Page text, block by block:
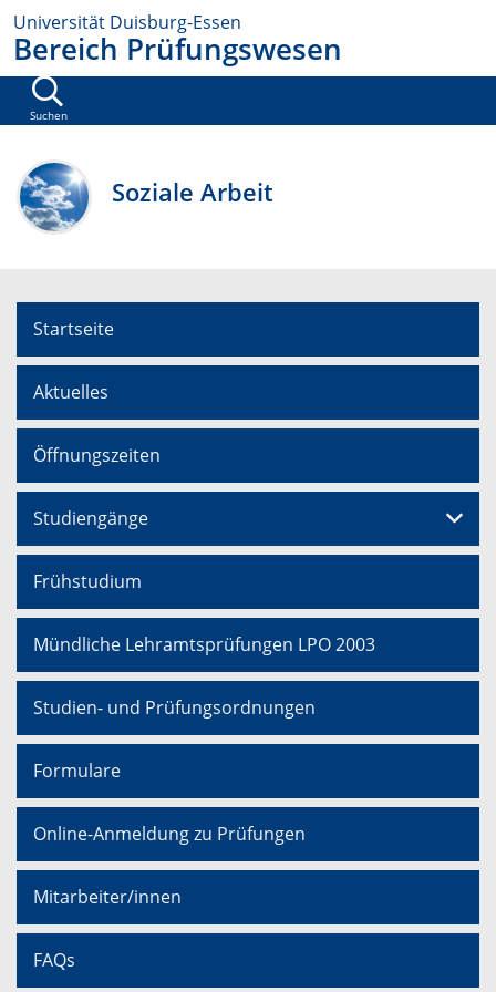
Universität Duisburg-Essen
Bereich Prüfungswesen
Suchen
Soziale Arbeit
Startseite
Aktuelles
Öffnungszeiten
Studiengänge
Frühstudium
Mündliche Lehramtsprüfungen LPO 2003
Studien- und Prüfungsordnungen
Formulare
Online-Anmeldung zu Prüfungen
Mitarbeiter/innen
FAQs